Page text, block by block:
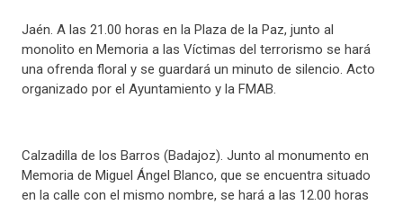
Jaén. A las 21.00 horas en la Plaza de la Paz, junto al
monolito en Memoria a las Víctimas del terrorismo se hará
una ofrenda floral y se guardará un minuto de silencio. Acto
organizado por el Ayuntamiento y la FMAB.
Calzadilla de los Barros (Badajoz). Junto al monumento en
Memoria de Miguel Ángel Blanco, que se encuentra situado
en la calle con el mismo nombre, se hará a las 12.00 horas